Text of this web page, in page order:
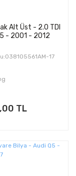
Alt Üst - 2.0 TDI
- 2001 - 2012
17
TL